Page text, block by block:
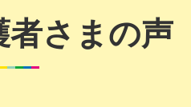
者さまの声